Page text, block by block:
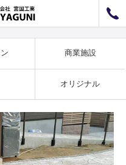
お見積もり
例 SS-35
商業施設
オリジナル